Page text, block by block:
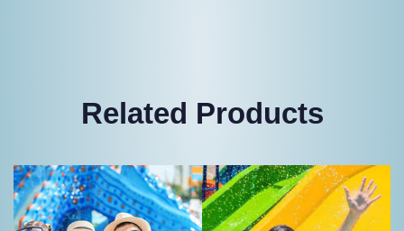
Related Products